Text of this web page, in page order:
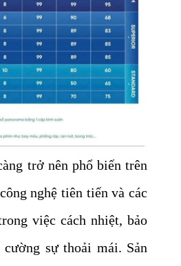
trở nên phổ biến trên
nghệ tiên tiến và các
việc cách nhiệt, bảo
sự thoải mái. Sản